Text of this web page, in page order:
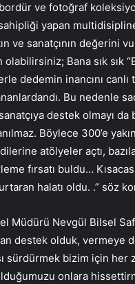
ve fotoğraf
yapan
ve sanatçının değerini
Bana sık sık
dedemin inancını
Bu nedenle
destek olmayı
Böylece 300’e
atölyeler açtı,
fırsatı buldu…
halatı oldu. .” söz
Müdürü Nevgül Bilsel
destek olduk, vermeye
sürdürmek bizim için
onlara